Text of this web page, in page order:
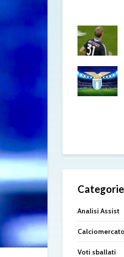
Analisi Assist
Calciomercato
Voti sballati